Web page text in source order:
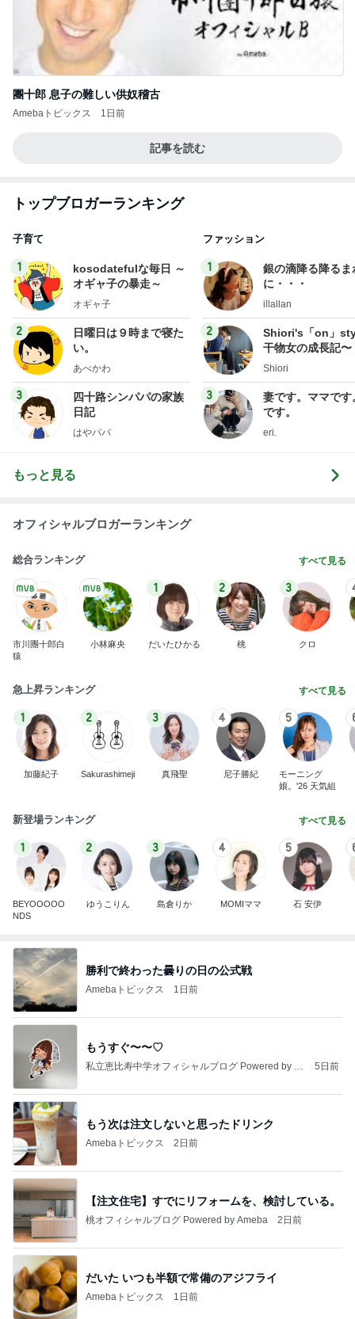
團十郎 息子の難しい供奴稽古
Amebaトピックス 1日前
記事を読む
トップブロガーランキング
子育て
1
kosodatefulな毎日 ～
オギャ子の暴走～
オギャ子
2
日曜日は９時まで寝た
い。
あべかわ
3
四十路シンパパの家族
日記
はやパパ
ファッション
1
銀の滴降る降るま
に・・・
illallan
2
Shiori's「on」
干物女の成長記〜
Shiori
3
妻です。ママです
です。
eri.
もっと見る
オフィシャルブロガーランキング
総合ランキング すべて見る
市川團十郎白
猿
小林麻央
1
だいたひかる
2
桃
3
クロ
急上昇ランキング すべて見る
1
加藤紀子
2
Sakurashimeji
3
真飛聖
4
尼子勝紀
5
モーニング
娘。'26 天気組
新登場ランキング すべて見る
1
BEYOOOOO
NDS
2
ゆうこりん
3
島倉りか
4
MOMIママ
5
石 安伊
勝利で終わった曇りの日の公式戦
Amebaトピックス 1日前
もうすぐ〜〜♡
私立恵比寿中学オフィシャルブログ Powered by A
5日前
もう次は注文しないと思ったドリンク
Amebaトピックス 2日前
【注文住宅】すでにリフォームを、検討している。
桃オフィシャルブログ Powered by Ameba 2日前
だいた いつも半額で常備のアジフライ
Amebaトピックス 1日前